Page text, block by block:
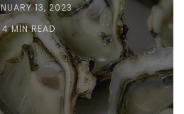
13, 2023
4 MIN READ